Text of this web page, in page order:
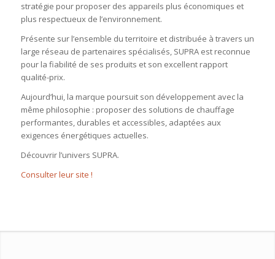
stratégie pour proposer des appareils plus économiques et
plus respectueux de l’environnement.
Présente sur l’ensemble du territoire et distribuée à travers un
large réseau de partenaires spécialisés, SUPRA est reconnue
pour la fiabilité de ses produits et son excellent rapport
qualité-prix.
Aujourd’hui, la marque poursuit son développement avec la
même philosophie : proposer des solutions de chauffage
performantes, durables et accessibles, adaptées aux
exigences énergétiques actuelles.
Découvrir l’univers SUPRA.
Consulter leur site !